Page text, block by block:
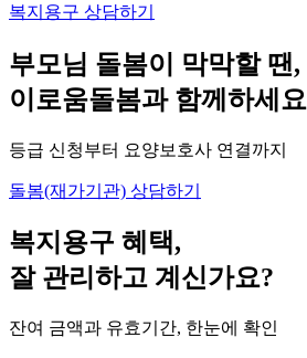
복지용구 상담하기
부모님 돌봄이 막막할 땐,
이로움돌봄과 함께하세요
등급 신청부터 요양보호사 연결까지
돌봄(재가기관) 상담하기
복지용구 혜택,
잘 관리하고 계신가요?
잔여 금액과 유효기간, 한눈에 확인